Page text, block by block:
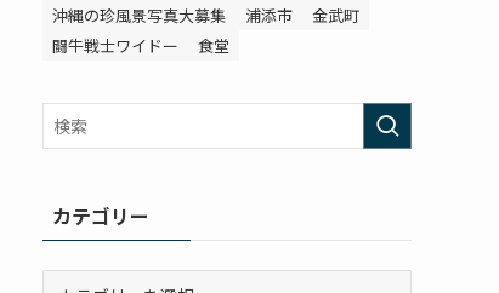
沖縄の珍風景写真大募集
浦添市
金武町
闘牛戦士ワイドー
食堂
カテゴリー